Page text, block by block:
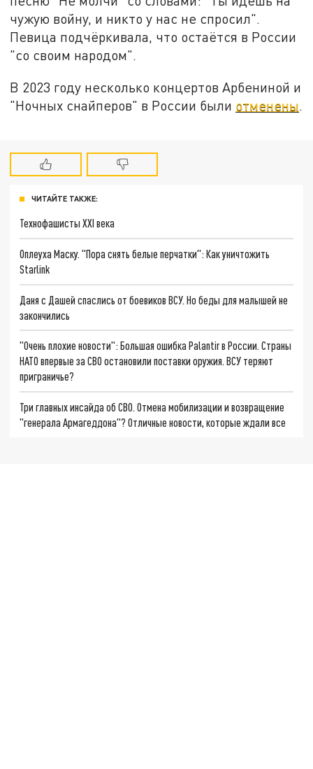
чужую войну, и никто у нас не спросил".
Певица подчёркивала, что остаётся в России
"со своим народом".
В 2023 году несколько концертов Арбениной и
"Ночных снайперов" в России были отменены
ЧИТАЙТЕ ТАКЖЕ:
Технофашисты XXI века
Оплеуха Маску. "Пора снять белые перчатки": Как уничтожить
Starlink
Даня с Дашей спаслись от боевиков ВСУ. Но беды для малышей не
закончились
"Очень плохие новости": Большая ошибка Palantir в России. Страны
НАТО впервые за СВО остановили поставки оружия. ВСУ теряют
приграничье?
Три главных инсайда об СВО. Отмена мобилизации и возвращение
"генерала Армагеддона"? Отличные новости, которые ждали все